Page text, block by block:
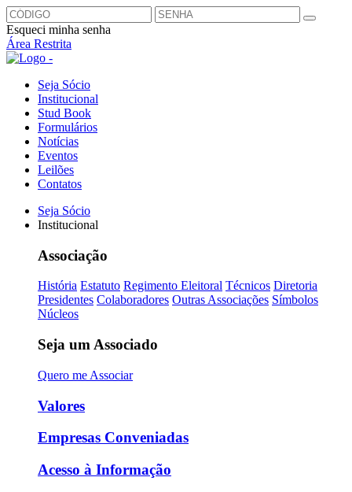
Esqueci minha senha
Área Restrita
Seja Sócio
Institucional
Stud Book
Formulários
Notícias
Eventos
Leilões
Contatos
Seja Sócio
Institucional
Associação
História Estatuto Regimento Eleitoral Técnicos Diretoria
Presidentes Colaboradores Outras Associações Símbolos
Núcleos
Seja um Associado
Quero me Associar
Valores
Empresas Conveniadas
Acesso à Informação